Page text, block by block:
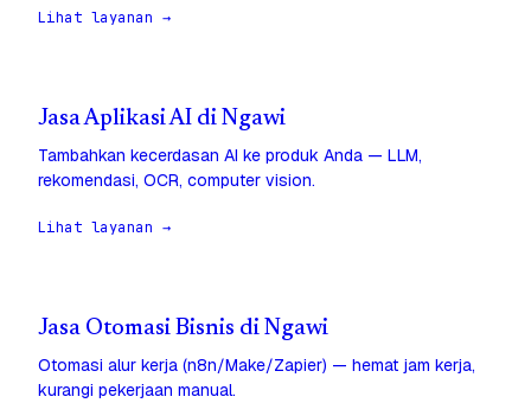
Lihat layanan →
Jasa Aplikasi AI di Ngawi
Tambahkan kecerdasan AI ke produk Anda — LLM,
rekomendasi, OCR, computer vision.
Lihat layanan →
Jasa Otomasi Bisnis di Ngawi
Otomasi alur kerja (n8n/Make/Zapier) — hemat jam kerja,
kurangi pekerjaan manual.